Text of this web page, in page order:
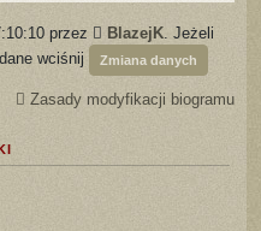
przez BlazejK. Jeżeli
wciśnij
Zmiana danych
Zasady modyfikacji biogramu